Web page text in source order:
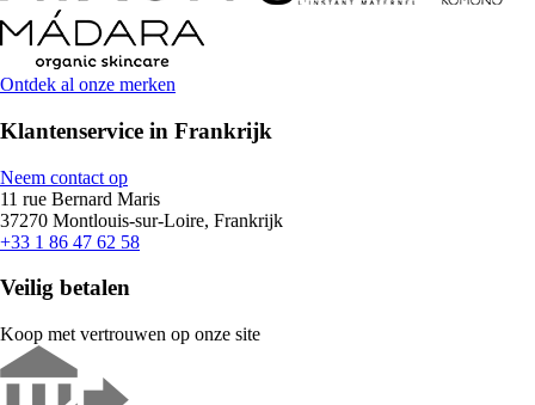
Ontdek al onze merken
Klantenservice in Frankrijk
Neem contact op
11 rue Bernard Maris
37270 Montlouis-sur-Loire, Frankrijk
+33 1 86 47 62 58
Veilig betalen
Koop met vertrouwen op onze site